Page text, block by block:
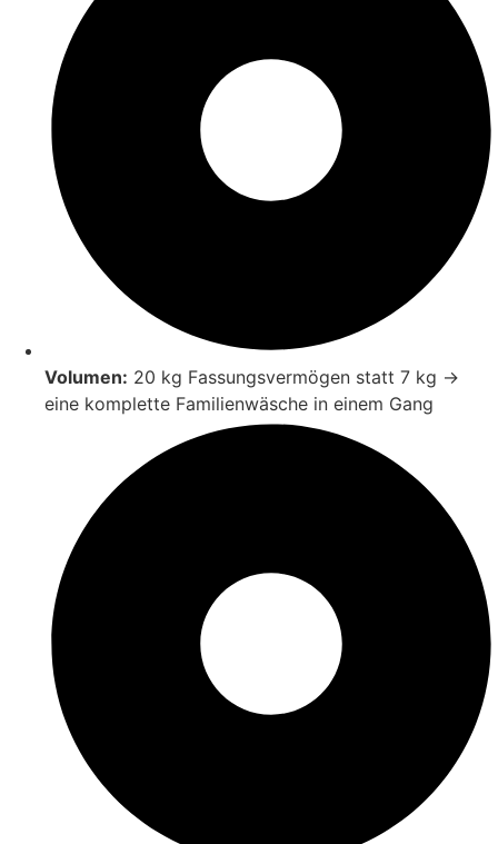
Volumen: 20 kg Fassungsvermögen statt 7 kg →
eine komplette Familienwäsche in einem Gang